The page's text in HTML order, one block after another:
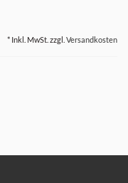
* Inkl. MwSt. zzgl. Versandkosten